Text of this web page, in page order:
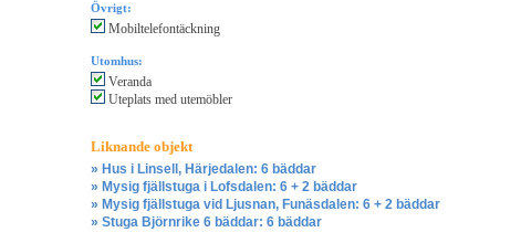
Övrigt:
Mobiltelefontäckning
Utomhus:
Veranda
Uteplats med utemöbler
Liknande objekt
» Hus i Linsell, Härjedalen: 6 bäddar
» Mysig fjällstuga i Lofsdalen: 6 + 2 bäddar
» Mysig fjällstuga vid Ljusnan, Funäsdalen: 6 + 2 bäddar
» Stuga Björnrike 6 bäddar: 6 bäddar